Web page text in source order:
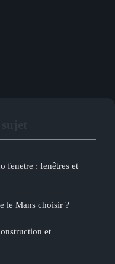
fenetre : fenêtres et
le Mans choisir ?
et